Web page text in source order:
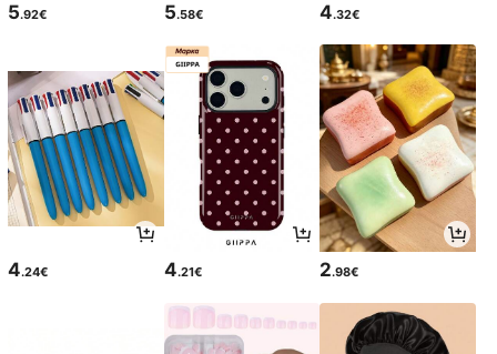
5.92€ 5.58€ 4.32€
4.24€ 4.21€ 2.98€